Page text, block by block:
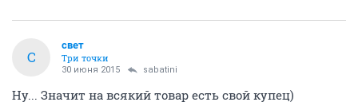
С
свет
Три точки
30 июня 2015 sabatini
Ну... Значит на всякий товар есть свой купец)